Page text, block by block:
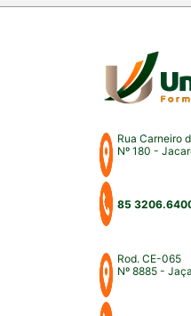
Rua Carneiro
Nº 180 -
85
Rod. CE-065
Nº 8885 -